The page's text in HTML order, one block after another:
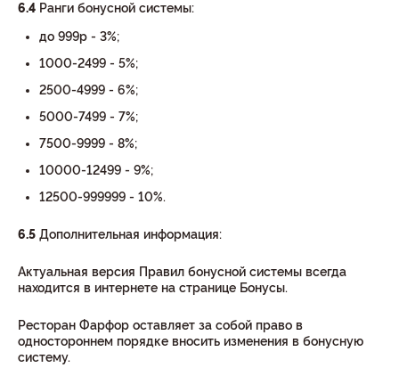
6.4 Ранги бонусной системы:
до 999р - 3%;
1000-2499 - 5%;
2500-4999 - 6%;
5000-7499 - 7%;
7500-9999 - 8%;
10000-12499 - 9%;
12500-999999 - 10%.
6.5 Дополнительная информация:
Актуальная версия Правил бонусной системы всегда
находится в интернете на странице Бонусы.
Ресторан Фарфор оставляет за собой право в
одностороннем порядке вносить изменения в бонусную
систему.